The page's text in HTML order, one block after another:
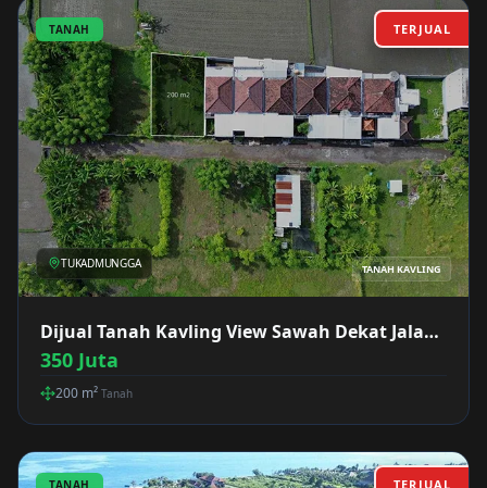
TANAH TERJUAL
TUKADMUNGGA TANAH KAVLING
Dijual Tanah Kavling View Sawah Dekat Jalan
Utama Tukadmungga
350 Juta
200 m² Tanah
TANAH TERJUAL